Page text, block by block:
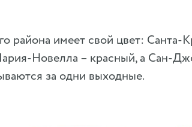
района имеет свой цвет: Санта-
Новелла – красный, а Сан-
за одни выходные.